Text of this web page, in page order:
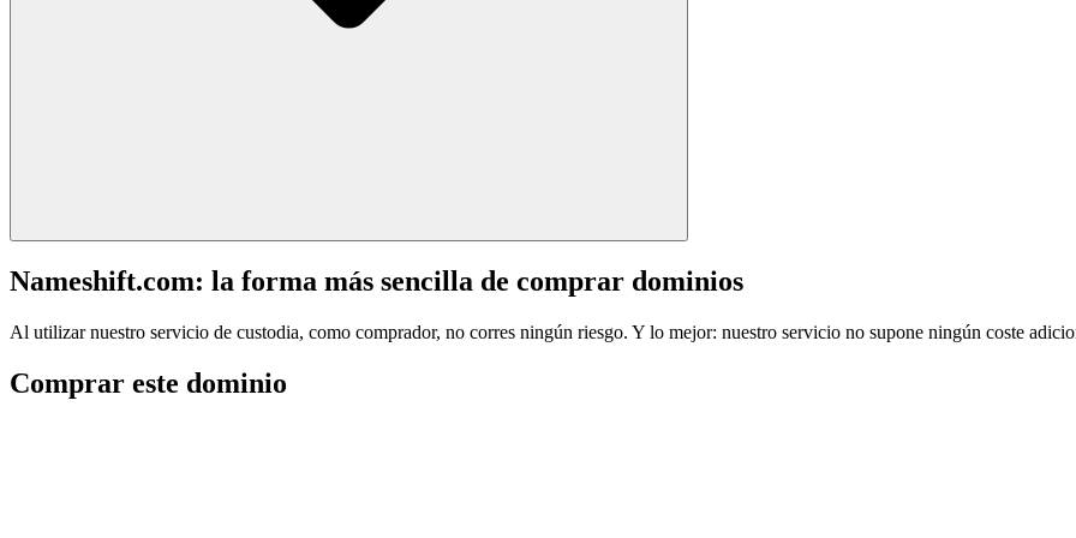
Nameshift.com: la forma más sencilla de comprar dominios
Al utilizar nuestro servicio de custodia, como comprador, no corres ningún riesgo. Y lo mejor: nuestro servicio no supone ningún coste
Comprar este dominio